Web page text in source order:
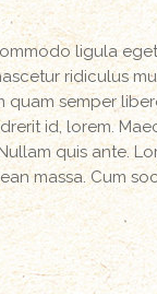
ligula
ridiculus
semper
id, lorem.
quis ante.
massa. Cum